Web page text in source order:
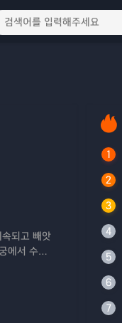
되고 빼앗
에서 수련
1
2
3
4
5
6
7